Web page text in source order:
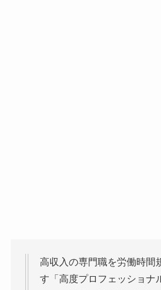
高収入の専門職を労働時間
す「高度プロフェッショナ